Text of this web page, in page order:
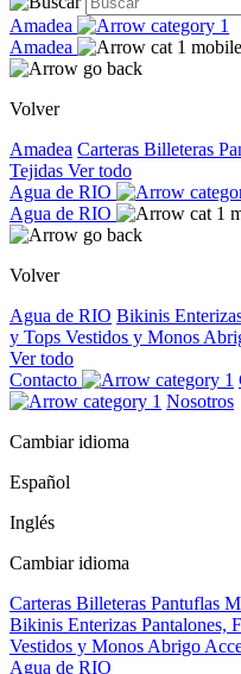
Amadea
Amadea
Volver
Amadea Carteras Billeteras
Tejidas Ver todo
Agua de RIO
Agua de RIO
Volver
Agua de RIO Bikinis
y Tops Vestidos y Monos
Ver todo
Contacto
Nosotros
Cambiar idioma
Español
Inglés
Cambiar idioma
Carteras Billeteras Pantuflas
Bikinis Enterizas Pantalones,
Vestidos y Monos Abrigo
Agua de RIO